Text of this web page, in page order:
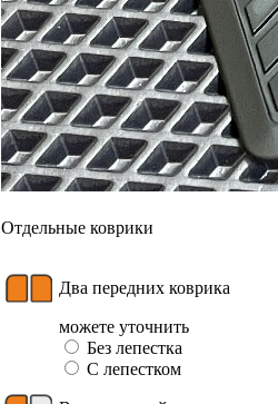
Отдельные коврики
Два передних коврика
можете уточнить
Без лепестка
С лепестком